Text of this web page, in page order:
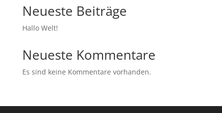
Neueste Beiträge
Hallo Welt!
Neueste Kommentare
Es sind keine Kommentare vorhanden.